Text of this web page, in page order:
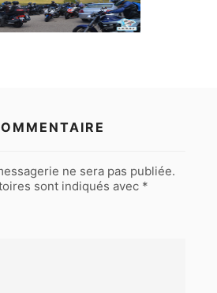
ne sera pas publiée.
sont indiqués avec *